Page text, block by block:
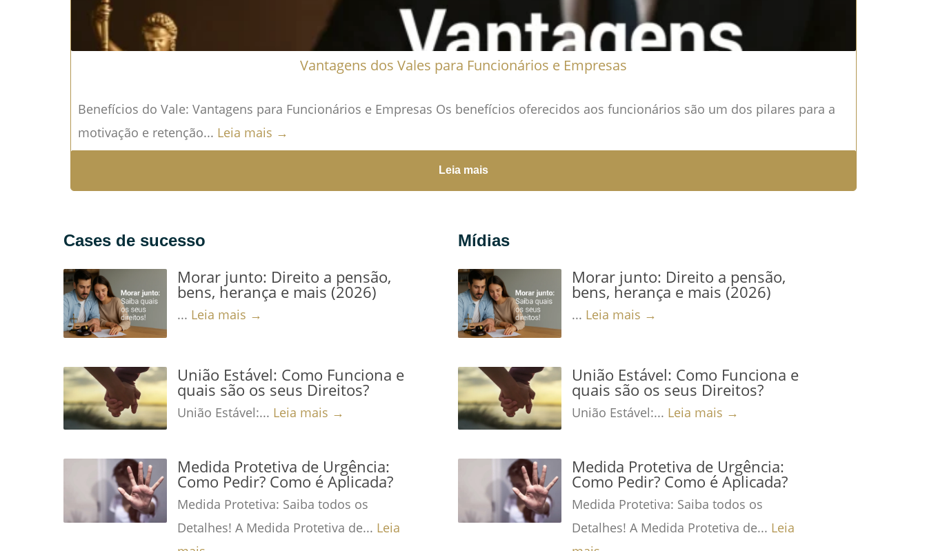
Vantagens dos Vales para Funcionários e Empresas
Benefícios do Vale: Vantagens para Funcionários e Empresas Os benefícios oferecidos aos funcionários são um dos pilares para a
motivação e retenção... Leia mais →
Leia mais
Cases de sucesso
Morar junto: Direito a pensão,
bens, herança e mais (2026)
... Leia mais →
União Estável: Como Funciona e
quais são os seus Direitos?
União Estável:... Leia mais →
Medida Protetiva de Urgência:
Como Pedir? Como é Aplicada?
Medida Protetiva: Saiba todos os
Detalhes! A Medida Protetiva de... Leia
Mídias
Morar junto: Direito a pensão,
bens, herança e mais (2026)
... Leia mais →
União Estável: Como Funciona e
quais são os seus Direitos?
União Estável:... Leia mais →
Medida Protetiva de Urgência:
Como Pedir? Como é Aplicada?
Medida Protetiva: Saiba todos os
Detalhes! A Medida Protetiva de... Leia